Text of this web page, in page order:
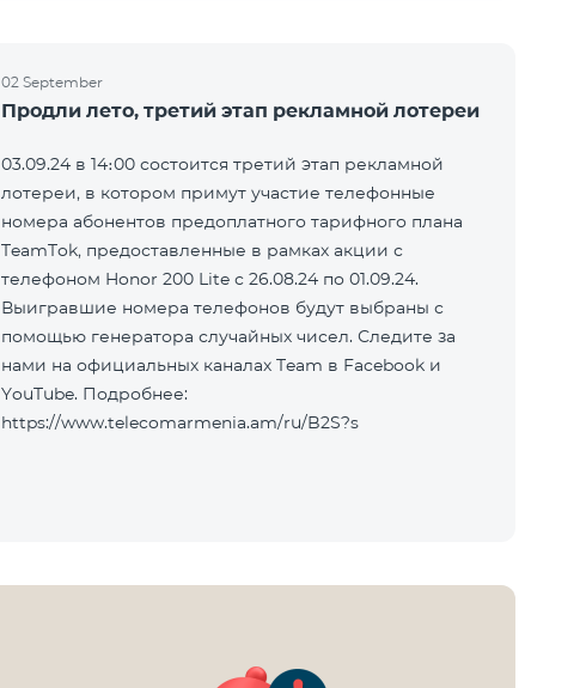
02 September
Продли лето, третий этап рекламной лотереи
03.09.24 в 14։00 состоится третий этап рекламной
лотереи, в котором примут участие телефонные
номера абонентов предоплатного тарифного плана
TeamTok, предоставленные в рамках акции с
телефоном Honor 200 Lite с 26.08.24 по 01.09.24.
Выигравшие номера телефонов будут выбраны с
помощью генератора случайных чисел. Следите за
нами на официальных каналах Team в Facebook и
YouTube. Подробнее:
https://www.telecomarmenia.am/ru/B2S?s